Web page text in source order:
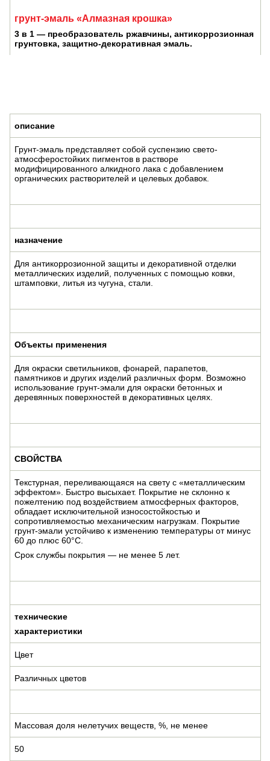
грунт-эмаль «Алмазная крошка»
3 в 1 — преобразователь ржавчины, антикоррозионная
грунтовка, защитно-декоративная эмаль.
описание
Грунт-эмаль представляет собой суспензию свето-
атмосферостойких пигментов в растворе
модифицированного алкидного лака с добавлением
органических растворителей и целевых добавок.
назначение
Для антикоррозионной защиты и декоративной отделки
металлических изделий, полученных с помощью ковки,
штамповки, литья из чугуна, стали.
Объекты применения
Для окраски светильников, фонарей, парапетов,
памятников и других изделий различных форм. Возможно
использование грунт-эмали для окраски бетонных и
деревянных поверхностей в декоративных целях.
СВОЙСТВА
Текстурная, переливающаяся на свету с «металлическим
эффектом». Быстро высыхает. Покрытие не склонно к
пожелтению под воздействием атмосферных факторов,
обладает исключительной износостойкостью и
сопротивляемостью механическим нагрузкам. Покрытие
грунт-эмали устойчиво к изменению температуры от минус
60 до плюс 60°С.
Срок службы покрытия — не менее 5 лет.
технические
характеристики
Цвет
Различных цветов
Массовая доля нелетучих веществ, %, не менее
50